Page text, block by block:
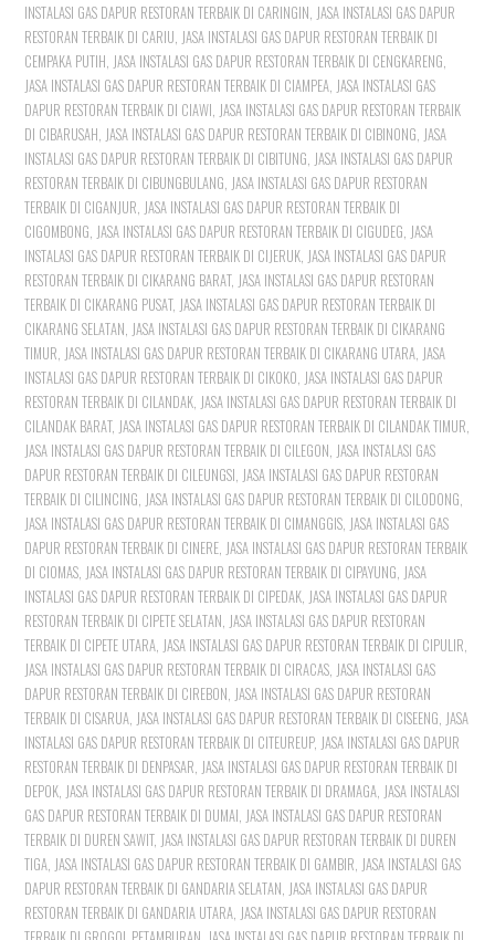
INSTALASI GAS DAPUR RESTORAN TERBAIK DI CARINGIN JASA INSTALASI GAS DAPUR
RESTORAN TERBAIK DI CARIU JASA INSTALASI GAS DAPUR RESTORAN TERBAIK DI
CEMPAKA PUTIH JASA INSTALASI GAS DAPUR RESTORAN TERBAIK DI CENGKARENG
JASA INSTALASI GAS DAPUR RESTORAN TERBAIK DI CIAMPEA JASA INSTALASI GAS
DAPUR RESTORAN TERBAIK DI CIAWI JASA INSTALASI GAS DAPUR RESTORAN TERBAIK
DI CIBARUSAH JASA INSTALASI GAS DAPUR RESTORAN TERBAIK DI CIBINONG JASA
INSTALASI GAS DAPUR RESTORAN TERBAIK DI CIBITUNG JASA INSTALASI GAS DAPUR
RESTORAN TERBAIK DI CIBUNGBULANG JASA INSTALASI GAS DAPUR RESTORAN
TERBAIK DI CIGANJUR JASA INSTALASI GAS DAPUR RESTORAN TERBAIK DI
CIGOMBONG JASA INSTALASI GAS DAPUR RESTORAN TERBAIK DI CIGUDEG JASA
INSTALASI GAS DAPUR RESTORAN TERBAIK DI CIJERUK JASA INSTALASI GAS DAPUR
RESTORAN TERBAIK DI CIKARANG BARAT, JASA INSTALASI GAS DAPUR RESTORAN
TERBAIK DI CIKARANG PUSAT, JASA INSTALASI GAS DAPUR RESTORAN TERBAIK DI
CIKARANG SELATAN JASA INSTALASI GAS DAPUR RESTORAN TERBAIK DI CIKARANG
TIMUR JASA INSTALASI GAS DAPUR RESTORAN TERBAIK DI CIKARANG UTARA JASA
INSTALASI GAS DAPUR RESTORAN TERBAIK DI CIKOKO JASA INSTALASI GAS DAPUR
RESTORAN TERBAIK DI CILANDAK JASA INSTALASI GAS DAPUR RESTORAN TERBAIK DI
CILANDAK BARAT, JASA INSTALASI GAS DAPUR RESTORAN TERBAIK DI CILANDAK TIMUR
JASA INSTALASI GAS DAPUR RESTORAN TERBAIK DI CILEGON JASA INSTALASI GAS
DAPUR RESTORAN TERBAIK DI CILEUNGSI JASA INSTALASI GAS DAPUR RESTORAN
TERBAIK DI CILINCING JASA INSTALASI GAS DAPUR RESTORAN TERBAIK DI CILODONG
JASA INSTALASI GAS DAPUR RESTORAN TERBAIK DI CIMANGGIS JASA INSTALASI GAS
DAPUR RESTORAN TERBAIK DI CINERE JASA INSTALASI GAS DAPUR RESTORAN TERBAIK
DI CIOMAS JASA INSTALASI GAS DAPUR RESTORAN TERBAIK DI CIPAYUNG JASA
INSTALASI GAS DAPUR RESTORAN TERBAIK DI CIPEDAK JASA INSTALASI GAS DAPUR
RESTORAN TERBAIK DI CIPETE SELATAN JASA INSTALASI GAS DAPUR RESTORAN
TERBAIK DI CIPETE UTARA JASA INSTALASI GAS DAPUR RESTORAN TERBAIK DI CIPULIR
JASA INSTALASI GAS DAPUR RESTORAN TERBAIK DI CIRACAS JASA INSTALASI GAS
DAPUR RESTORAN TERBAIK DI CIREBON JASA INSTALASI GAS DAPUR RESTORAN
TERBAIK DI CISARUA JASA INSTALASI GAS DAPUR RESTORAN TERBAIK DI CISEENG JASA
INSTALASI GAS DAPUR RESTORAN TERBAIK DI CITEUREUP, JASA INSTALASI GAS DAPUR
RESTORAN TERBAIK DI DENPASAR JASA INSTALASI GAS DAPUR RESTORAN TERBAIK DI
DEPOK JASA INSTALASI GAS DAPUR RESTORAN TERBAIK DI DRAMAGA JASA INSTALASI
GAS DAPUR RESTORAN TERBAIK DI DUMAI JASA INSTALASI GAS DAPUR RESTORAN
TERBAIK DI DUREN SAWIT, JASA INSTALASI GAS DAPUR RESTORAN TERBAIK DI DUREN
TIGA JASA INSTALASI GAS DAPUR RESTORAN TERBAIK DI GAMBIR JASA INSTALASI GAS
DAPUR RESTORAN TERBAIK DI GANDARIA SELATAN JASA INSTALASI GAS DAPUR
RESTORAN TERBAIK DI GANDARIA UTARA JASA INSTALASI GAS DAPUR RESTORAN